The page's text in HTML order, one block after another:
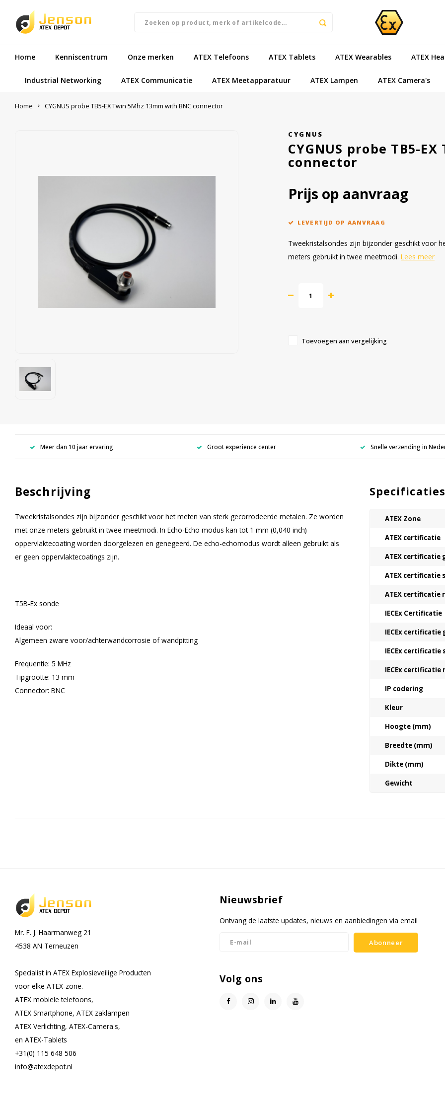
Home Kenniscentrum Onze merken ATEX Telefoons ATEX Tablets ATEX Wearables ATEX
Industrial Networking ATEX Communicatie ATEX Meetapparatuur ATEX Lampen ATEX Camera's
Home CYGNUS probe TB5-EX Twin 5Mhz 13mm with BNC connector
CYGNUS
CYGNUS probe TB5-
connector
Prijs op aanvraag
LEVERTIJD OP AANVRAAG
Tweekristalsondes zijn bijzonder geschikt voor
meters gebruikt in twee meetmodi. Lees meer
Toevoegen aan vergelijking
Meer dan 10 jaar ervaring Groot experience center Snelle verzending in
Beschrijving
Tweekristalsondes zijn bijzonder geschikt voor het meten van sterk gecorrodeerde metalen. Ze worden
met onze meters gebruikt in twee meetmodi. In Echo-Echo modus kan tot 1 mm (0,040 inch)
oppervlaktecoating worden doorgelezen en genegeerd. De echo-echomodus wordt alleen gebruikt als
er geen oppervlaktecoatings zijn.
T5B-Ex sonde
Ideaal voor:
Algemeen zware voor/achterwandcorrosie of wandpitting
Frequentie: 5 MHz
Tipgrootte: 13 mm
Connector: BNC
Specificaties
ATEX Zone
ATEX certificatie
ATEX certificatie
ATEX certificatie
ATEX certificatie
IECEx Certificatie
IECEx certificatie
IECEx certificatie
IECEx certificatie
IP codering
Kleur
Hoogte (mm)
Breedte (mm)
Dikte (mm)
Gewicht
Mr. F. J. Haarmanweg 21
4538 AN Terneuzen
Specialist in ATEX Explosieveilige Producten
voor elke ATEX-zone.
ATEX mobiele telefoons,
ATEX Smartphone, ATEX zaklampen
ATEX Verlichting, ATEX-Camera's,
en ATEX-Tablets
+31(0) 115 648 506
info@atexdepot.nl
Nieuwsbrief
Ontvang de laatste updates, nieuws en aanbiedingen via email
Abonneer
Volg ons